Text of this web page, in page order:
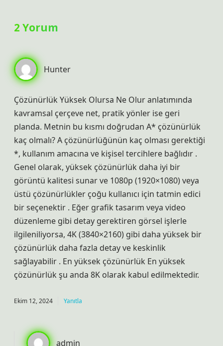
2 Yorum
Hunter
Çözünürlük Yüksek Olursa Ne Olur anlatımında
kavramsal çerçeve net, pratik yönler ise geri
planda. Metnin bu kısmı doğrudan A* çözünürlük
kaç olmalı? A çözünürlüğünün kaç olması gerektiği
*, kullanım amacına ve kişisel tercihlere bağlıdır .
Genel olarak, yüksek çözünürlük daha iyi bir
görüntü kalitesi sunar ve 1080p (1920×1080) veya
üstü çözünürlükler çoğu kullanıcı için tatmin edici
bir seçenektir . Eğer grafik tasarım veya video
düzenleme gibi detay gerektiren görsel işlerle
ilgileniliyorsa, 4K (3840×2160) gibi daha yüksek bir
çözünürlük daha fazla detay ve keskinlik
sağlayabilir . En yüksek çözünürlük En yüksek
çözünürlük şu anda 8K olarak kabul edilmektedir.
Ekim 12, 2024 Yanıtla
admin